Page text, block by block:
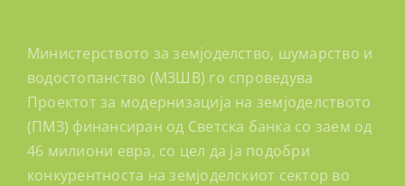
Министерството за земјоделство, шумарство и
водостопанство (МЗШВ) го спроведува
Проектот за модернизација на земјоделството
(ПМЗ) финансиран од Светска банка со заем од
46 милиони евра, со цел да ја подобри
конкурентноста на земјоделскиот сектор во